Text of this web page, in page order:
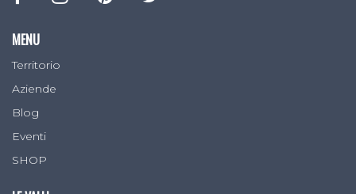
MENU
Territorio
Aziende
Blog
Eventi
SHOP